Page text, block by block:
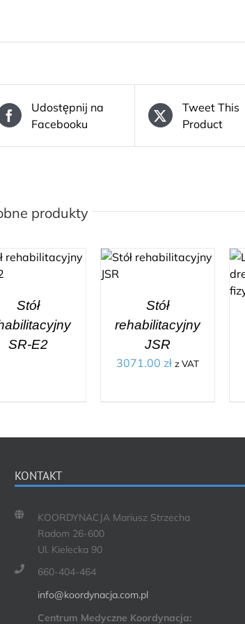
Udostępnij na
Facebooku
Tweet This
Product
produkty
Stół
SR-E2
DODAJ DO
Stół
rehabilitacyjny
JSR
3071.00 zł z VAT
KONTAKT
KOORDYNACJA Mariusz Strzecha
Radom 26-600
Ul. Kielecka 90
660-404-464
info@koordynacja.com.pl
Centrum Medyczne Koordynacja: